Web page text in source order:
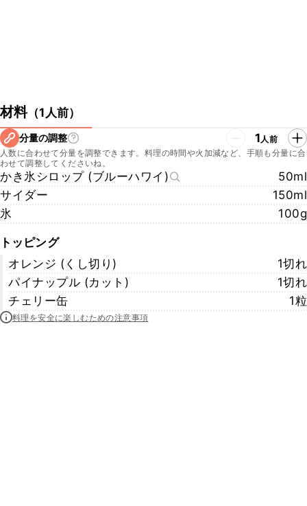
材料（1人前）
分量の調整 1人前
人数に合わせて分量を調整できます。料理の時間や火加減など、手順も分量に合
わせて調整してくださいね。
かき氷シロップ (ブルーハワイ)
50ml
サイダー
150ml
氷
100g
トッピング
オレンジ (くし切り)
1切れ
パイナップル (カット)
1切れ
チェリー缶
1粒
料理を安全に楽しむための注意事項